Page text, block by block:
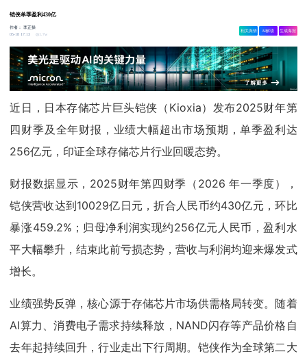
铠侠单季盈利430亿
作者：李正操
05-18 17:13
1.7w
相关舆情 AI解读 生成海报
近日，日本存储芯片巨头铠侠（Kioxia）发布2025财年第
四财季及全年财报，业绩大幅超出市场预期，单季盈利达
256亿元，印证全球存储芯片行业回暖态势。
财报数据显示，2025财年第四财季（2026 年一季度），
铠侠营收达到10029亿日元，折合人民币约430亿元，环比
暴涨459.2%；归母净利润实现约256亿元人民币，盈利水
平大幅攀升，结束此前亏损态势，营收与利润均迎来爆发式
增长。
业绩强势反弹，核心源于存储芯片市场供需格局转变。随着
AI算力、消费电子需求持续释放，NAND闪存等产品价格自
去年起持续回升，行业走出下行周期。铠侠作为全球第二大